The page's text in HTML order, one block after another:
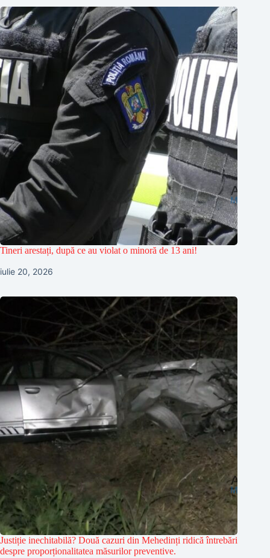
Tineri arestați, după ce au violat o minoră de 13 ani!
iulie 20, 2026
Justiție inechitabilă? Două cazuri din Mehedinți ridică întrebări
despre proporționalitatea măsurilor preventive.